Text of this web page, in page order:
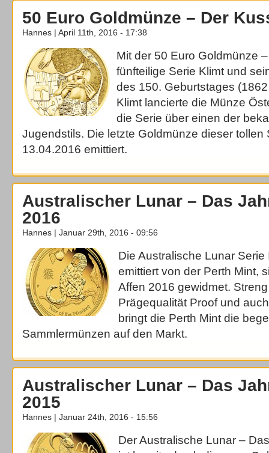
50 Euro Goldmünze – Der
Hannes | April 11th, 2016 - 17:38
Mit der 50 Euro Goldmünze
fünfteilige Serie Klimt und
des 150. Geburtstages
Klimt lancierte die Münze
die Serie über einen der
Jugendstils. Die letzte Goldmünze dieser tollen
13.04.2016 emittiert.
Australischer Lunar – Das
2016
Hannes | Januar 29th, 2016 - 09:56
Die Australische Lunar Serie
emittiert von der Perth Mint,
Affen 2016 gewidmet.
Prägequalität Proof und
bringt die Perth Mint die
Sammlermünzen auf den Markt.
Australischer Lunar – Das
2015
Hannes | Januar 24th, 2016 - 15:56
Der Australische Lunar –